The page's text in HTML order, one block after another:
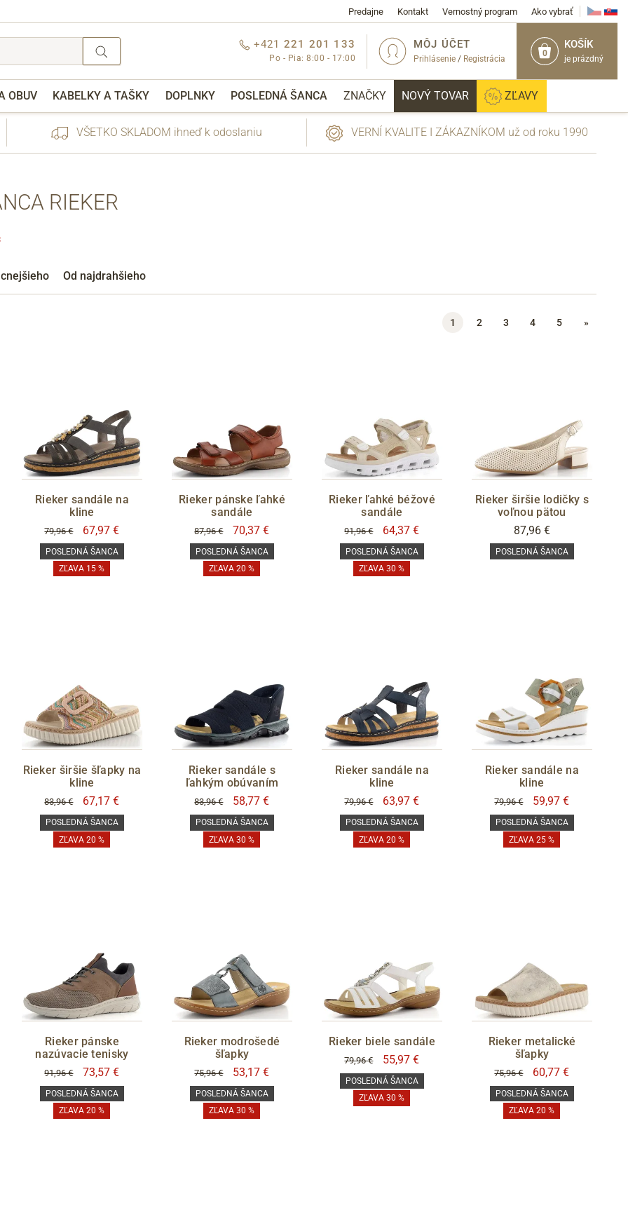
Predajne Kontakt Vernostný program Ako vybrať
0
KOŠÍK
je prázdný
MÔJ ÚČET
Prihlásenie / Registrácia
+421 221 201 133
Po - Pia: 8:00 - 17:00
OBUV KABELKY A TAŠKY DOPLNKY POSLEDNÁ ŠANCA ZNAČKY NOVÝ TOVAR ZĽAVY
VŠETKO SKLADOM ihneď k odoslaniu VERNÍ KVALITE I ZÁKAZNÍKOM už od roku 1990
RIEKER
Od najdrahšieho
1 2 3 4 5 »
Rieker sandále na
kline
79,96 € 67,97 €
POSLEDNÁ ŠANCA
ZĽAVA 15 %
Rieker pánske ľahké
sandále
87,96 € 70,37 €
POSLEDNÁ ŠANCA
ZĽAVA 20 %
Rieker ľahké béžové
sandále
91,96 € 64,37 €
POSLEDNÁ ŠANCA
ZĽAVA 30 %
Rieker širšie lodičky s
voľnou pätou
87,96 €
POSLEDNÁ ŠANCA
Rieker širšie šľapky na
kline
83,96 € 67,17 €
POSLEDNÁ ŠANCA
ZĽAVA 20 %
Rieker sandále s
ľahkým obúvaním
83,96 € 58,77 €
POSLEDNÁ ŠANCA
ZĽAVA 30 %
Rieker sandále na
kline
79,96 € 63,97 €
POSLEDNÁ ŠANCA
ZĽAVA 20 %
Rieker sandále na
kline
79,96 € 59,97 €
POSLEDNÁ ŠANCA
ZĽAVA 25 %
Rieker pánske
nazúvacie tenisky
91,96 € 73,57 €
POSLEDNÁ ŠANCA
ZĽAVA 20 %
Rieker modrošedé
šľapky
75,96 € 53,17 €
POSLEDNÁ ŠANCA
ZĽAVA 30 %
Rieker biele sandále
79,96 € 55,97 €
POSLEDNÁ ŠANCA
ZĽAVA 30 %
Rieker metalické
šľapky
75,96 € 60,77 €
POSLEDNÁ ŠANCA
ZĽAVA 20 %